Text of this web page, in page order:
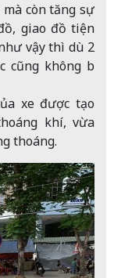
còn tăng sự
giao đồ tiện
vậy thì dù 2
cũng không bị
xe được tạo
khí, vừa
thoáng.